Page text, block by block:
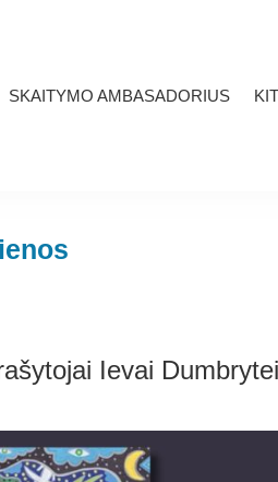
SKAITYMO AMBASADORIUS
Ievai Dumbrytei